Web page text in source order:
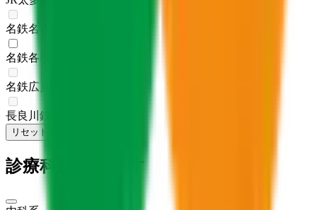
名鉄名古屋本線
名鉄各務原線
名鉄広見線
長良川鉄道越美南線
リセット
診療科からさがす